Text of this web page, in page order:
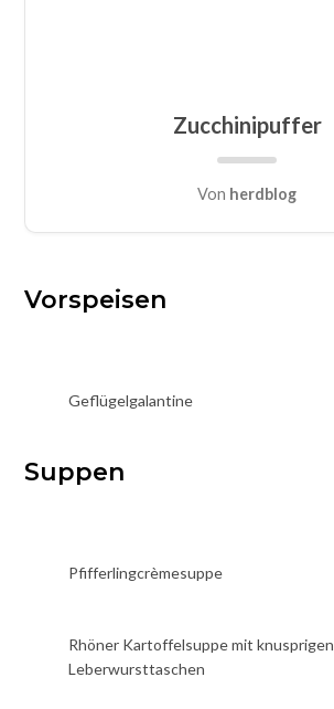
Zucchinipuffer
Von herdblog
Vorspeisen
Geflügelgalantine
Suppen
Pfifferlingcrèmesuppe
Rhöner Kartoffelsuppe mit knusprigen
Leberwursttaschen